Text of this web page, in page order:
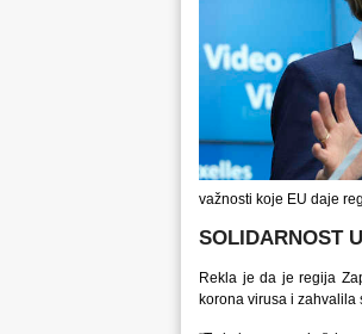
važnosti koje EU daje
SOLIDARNOST
Rekla je da je regija
korona virusa i zahvalila